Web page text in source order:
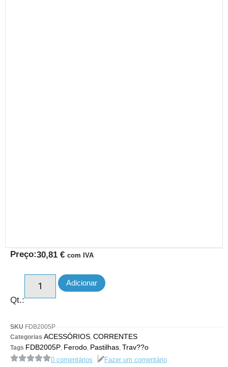
Preço:30,81 € com IVA
Qt.:
Adicionar
SKU FDB2005P
Categorias ACESSÓRIOS, CORRENTES
Tags FDB2005P, Ferodo, Pastilhas, Trav??o
0 comentários Fazer um comentário